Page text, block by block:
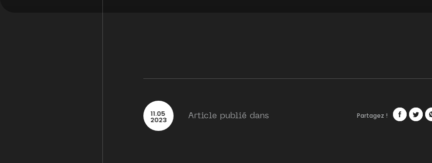
11.05
2023 Article publié dans Partagez !